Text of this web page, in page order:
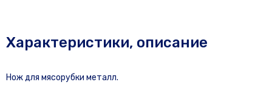
Характеристики, описание
Нож для мясорубки металл.